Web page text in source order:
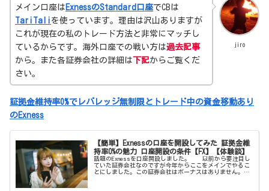
jiro
メイン口座は ExnessのStandard口座でCBは
TariTali を使っています。理由は沢山ありますが
これが現在の私のトレード方法と非常にマッチし
ているからです。海外口座での戦い方は過去記事
から。また各証券会社の詳細は下記からご覧くだ
さい。
証拠金維持率0%でレバレッジ無制限とトレード中の資金移動あり
のExness
【簡単】Exnessの口座を開設してみた 証拠金維
持率0%の魅力 口座開設の条件【FX】【体験談】
話題のExnessを口座開設しました。 以前から要注目し
ていた証券会社なのですが今年からここをメインでやるこ
とにしました。この証券会社はボーナスはありません。し